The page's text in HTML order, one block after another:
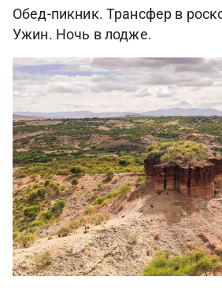
Обед-пикник. Трансфер в
Ужин. Ночь в лодже.